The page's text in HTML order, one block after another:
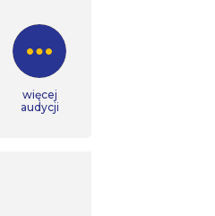
więcej
audycji